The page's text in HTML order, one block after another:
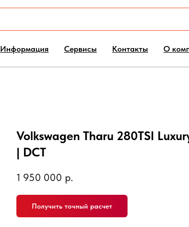
Информация Сервисы Контакты О
Volkswagen Tharu 280TSI
| DCT
1 950 000 р.
Получить точный расчет